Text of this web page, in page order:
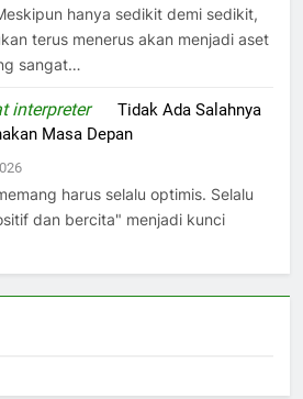
hanya sedikit demi sedikit,
terus menerus akan menjadi aset
sangat…
interpreteronTidak Ada Salahnya
Masa Depan
harus selalu optimis. Selalu
dan bercita" menjadi kunci